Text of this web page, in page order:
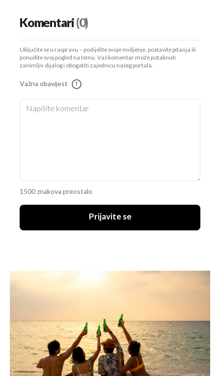
Komentari(0)
Uključite se u raspravu – podijelite svoje mišljenje, postavite pitanja ili
ponudite svoj pogled na temu. Vaš komentar može potaknuti
zanimljiv dijalog i obogatiti zajednicu našeg portala.
Važna obavijest !
1500 znakova preostalo
Prijavite se